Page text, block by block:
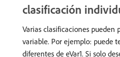
clasificación
Varias clasificaciones pueden
variable. Por ejemplo: puede
diferentes de eVar1. Si solo